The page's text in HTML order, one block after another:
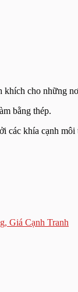
cho những
bằng thép.
khía cạnh
Giá Cạnh Tranh